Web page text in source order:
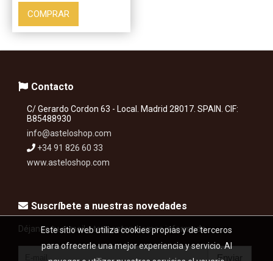
COMPRAR
Contacto
C/ Gerardo Cordon 63 - Local. Madrid 28017. SPAIN. CIF:
B85488930
info@asteloshop.com
+34 91 826 60 33
www.asteloshop.com
Suscríbete a nuestras novedades
Déjanos tu e-mail y te mantendremos informado...
Enviar
Este sitio web utiliza cookies propias y de terceros
para ofrecerle una mejor experiencia y servicio. Al